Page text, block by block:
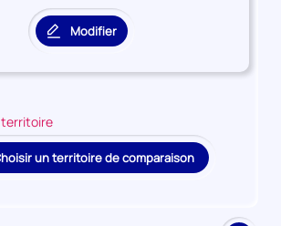
Modifier
le
principal
territoire
un territoire de comparaison